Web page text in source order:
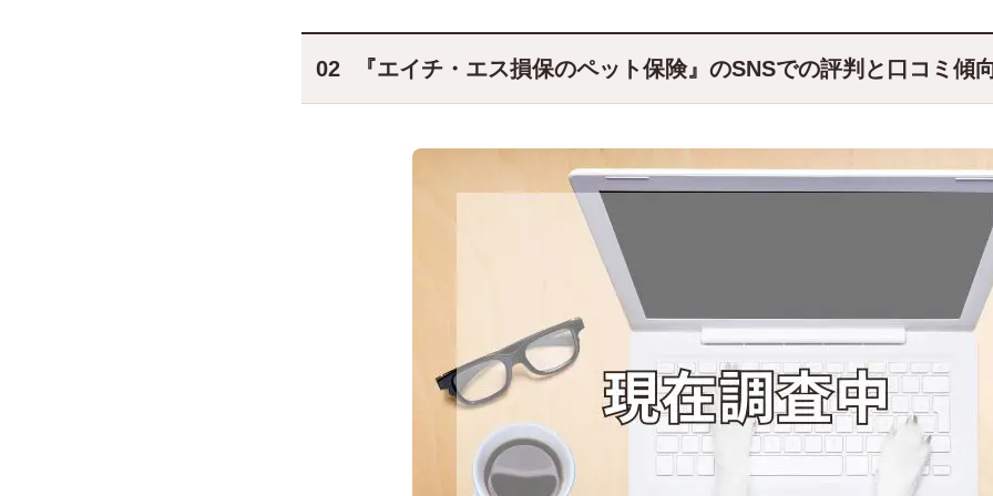
『エイチ・エス損保のペット保険』のSNSでの評判と口コミ傾